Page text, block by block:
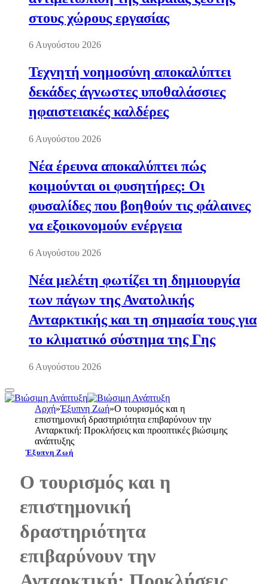
στους χώρους εργασίας
6 Αυγούστου 2026
Τεχνητή νοημοσύνη αποκαλύπτει
δεκάδες άγνωστες υποθαλάσσιες
ηφαιστειακές καλδέρες
6 Αυγούστου 2026
Νέα έρευνα αποκαλύπτει πώς
κοιμούνται οι φυσητήρες: Οι
φυσαλίδες που βοηθούν τις φάλαινες
να εξοικονομούν ενέργεια
6 Αυγούστου 2026
Νέα μελέτη φωτίζει τη δημιουργία
των πάγων της Ανατολικής
Ανταρκτικής και τη σημασία τους για
το κλιματικό σύστημα της Γης
6 Αυγούστου 2026
Αρχή»Έξυπνη Ζωή»Ο τουρισμός και η
επιστημονική δραστηριότητα επιβαρύνουν την
Ανταρκτική: Προκλήσεις και προοπτικές βιώσιμης
ανάπτυξης
Έξυπνη Ζωή
Ο τουρισμός και η
επιστημονική
δραστηριότητα
επιβαρύνουν την